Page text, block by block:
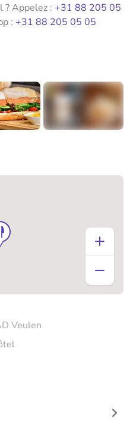
? Appelez : +31 88 205 05
: +31 88 205 05 05
Veulen